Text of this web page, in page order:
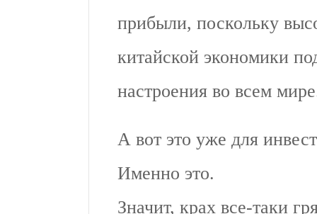
прибыли, поскольку
китайской экономики
настроения во всем
А вот это уже для
Именно это.
Значит, крах все-таки